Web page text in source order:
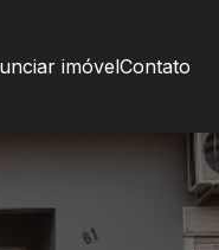
imóvelContato